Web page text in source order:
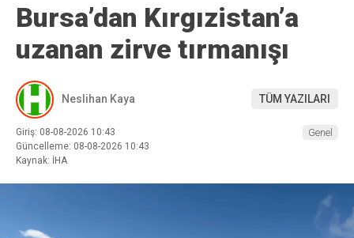
Bursa’dan Kırgızistan’a
uzanan zirve tırmanışı
Neslihan Kaya TÜM YAZILARI
Giriş: 08-08-2026 10:43
Güncelleme: 08-08-2026 10:43
Kaynak: İHA
Genel